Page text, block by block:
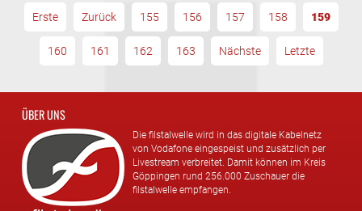
Erste Zurück 155 156 157 158 159
160 161 162 163 Nächste Letzte
ÜBER UNS
Die filstalwelle wird in das digitale Kabelnetz
von Vodafone eingespeist und zusätzlich per
Livestream verbreitet. Damit können im Kreis
Göppingen rund 256.000 Zuschauer die
filstalwelle empfangen.